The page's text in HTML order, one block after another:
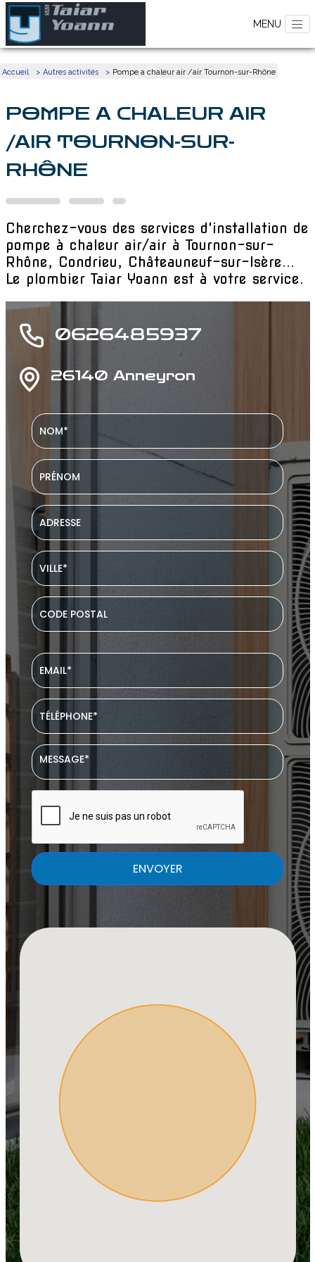
Accueil Autres activités Pompe a chaleur air /air Tournon-sur-Rhône
POMPE A CHALEUR AIR
/AIR TOURNON-SUR-
RHÔNE
Cherchez-vous des services d'installation de
pompe à chaleur air/air à Tournon-sur-
Rhône, Condrieu, Châteauneuf-sur-Isère...
Le plombier Taiar Yoann est à votre service.
0626485937
26140 Anneyron
ENVOYER